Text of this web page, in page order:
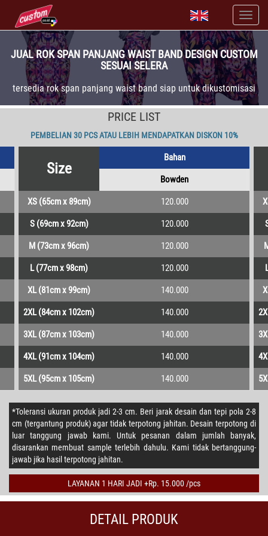
JUAL ROK SPAN PANJANG WAIST BAND DESIGN CUSTOM
SESUAI SELERA
tersedia rok span panjang waist band siap untuk dikustomisasi
PRICE LIST
PEMBELIAN 30 PCS ATAU LEBIH MENDAPATKAN DISKON 10%
Size
Bahan
Bowden
XS (65cm x 89cm) 120.000
S (69cm x 92cm) 120.000
M (73cm x 96cm) 120.000
L (77cm x 98cm) 120.000
XL (81cm x 99cm) 140.000
2XL (84cm x 102cm) 140.000
3XL (87cm x 103cm) 140.000
4XL (91cm x 104cm) 140.000
5XL (95cm x 105cm) 140.000
*Toleransi ukuran produk jadi 2-3 cm. Beri jarak desain dan tepi pola 2-8
cm (tergantung produk) agar tidak terpotong jahitan. Desain terpotong di
luar tanggung jawab kami. Untuk pesanan dalam jumlah banyak,
disarankan membuat sample terlebih dahulu. Kami tidak bertanggung-
jawab jika hasil terpotong jahitan.
LAYANAN 1 HARI JADI +Rp. 15.000 /pcs
DETAIL PRODUK